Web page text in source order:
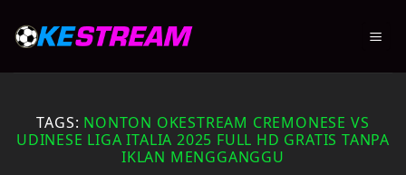
TAGS: NONTON OKESTREAM CREMONESE VS
UDINESE LIGA ITALIA 2025 FULL HD GRATIS TANPA
IKLAN MENGGANGGU